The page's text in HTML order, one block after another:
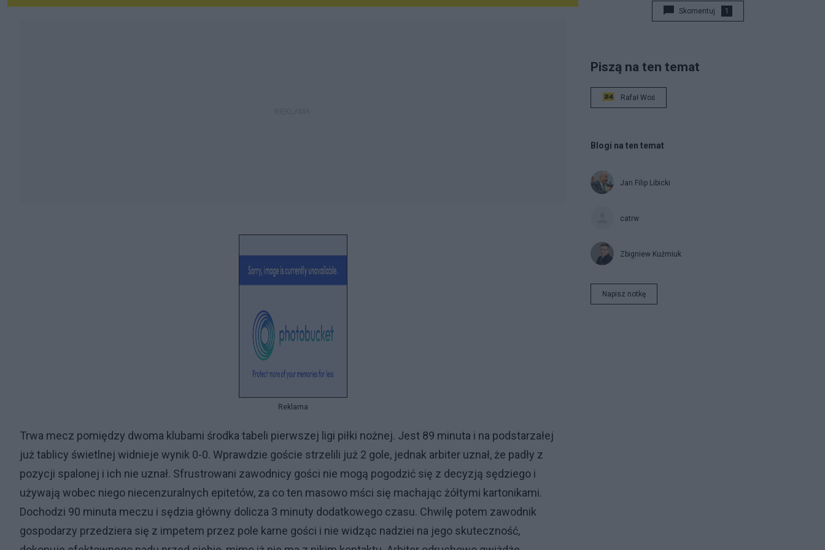
Reklama
Trwa mecz pomiędzy dwoma klubami środka tabeli pierwszej ligi piłki nożnej. Jest 89 minuta i na podstarzałej
już tablicy świetlnej widnieje wynik 0-0. Wprawdzie goście strzelili już 2 gole, jednak arbiter uznał, że padły z
pozycji spalonej i ich nie uznał. Sfrustrowani zawodnicy gości nie mogą pogodzić się z decyzją sędziego i
używają wobec niego niecenzuralnych epitetów, za co ten masowo mści się machając żółtymi kartonikami.
Dochodzi 90 minuta meczu i sędzia główny dolicza 3 minuty dodatkowego czasu. Chwilę potem zawodnik
gospodarzy przedziera się z impetem przez pole karne gości i nie widząc nadziei na jego skuteczność,
Skomentuj 1
Piszą na ten temat
Rafał Woś
Blogi na ten temat
Jan Filip Libicki
catrw
Zbigniew Kuźmiuk
Napisz notkę